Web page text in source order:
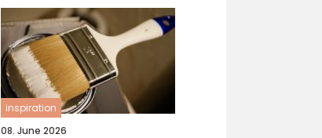
inspiration
08. June 2026